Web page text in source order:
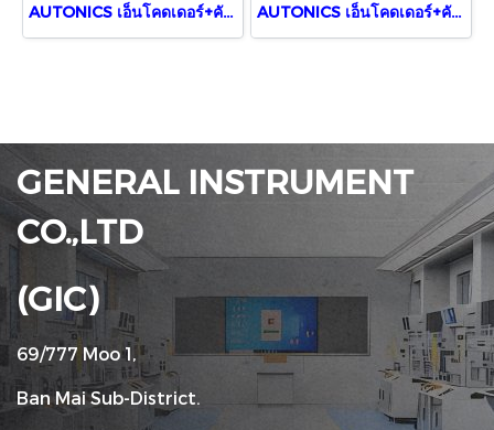
AUTONICS เอ็นโคดเดอร์+คัพปลิ้ง E40S6-2500-3-T-5 AUTONICS เอ็นโคดเดอร์+คัพปลิ้ง E40S6-1000-3-T-24
GENERAL INSTRUMENT
CO.,LTD
(GIC)
69/777 Moo 1,
Ban Mai Sub-District.